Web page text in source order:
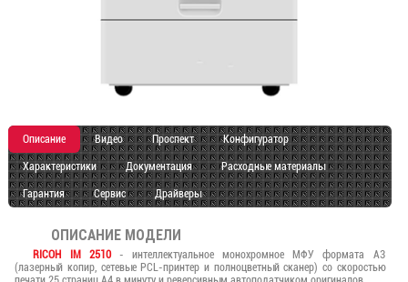
Описание Видео Проспект Конфигуратор
Характеристики Документация Расходные материалы
Гарантия Сервис Драйверы
ОПИСАНИЕ МОДЕЛИ
RICOH IM 2510- интеллектуальное монохромное МФУ формата А3
(лазерный копир, сетевые PCL-принтер и полноцветный сканер) со скоростью